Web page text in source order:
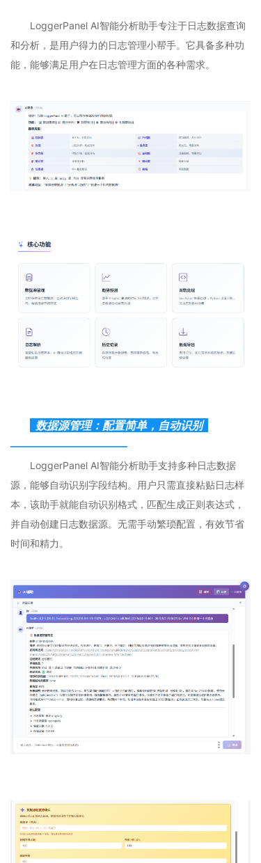
LoggerPanel AI智能分析助手专注于日志数据查询
和分析，是用户得力的日志管理小帮手。它具备多种功
能，能够满足用户在日志管理方面的各种需求。
数据源管理：配置简单，自动识别
————————————
LoggerPanel AI智能分析助手支持多种日志数据
源，能够自动识别字段结构。用户只需直接粘贴日志样
本，该助手就能自动识别格式，匹配生成正则表达式，
并自动创建日志数据源。无需手动繁琐配置，有效节省
时间和精力。